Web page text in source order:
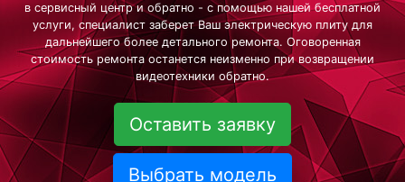
в сервисный центр и обратно - с помощью нашей бесплатной
услуги, специалист заберет Ваш электрическую плиту для
дальнейшего более детального ремонта. Оговоренная
стоимость ремонта останется неизменно при возвращении
видеотехники обратно.
Оставить заявку
Выбрать модель